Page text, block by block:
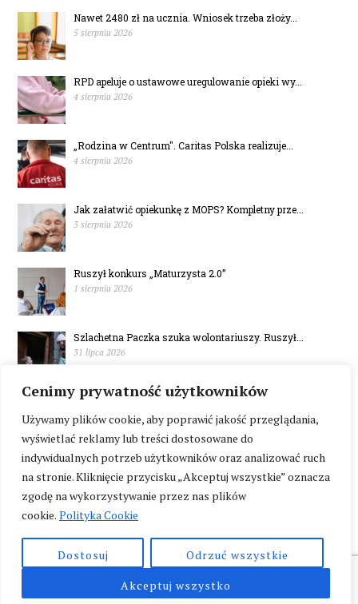
Cenimy prywatność użytkowników
Używamy plików cookie, aby poprawić jakość przeglądania,
wyświetlać reklamy lub treści dostosowane do
indywidualnych potrzeb użytkowników oraz analizować ruch
na stronie. Kliknięcie przycisku „Akceptuj wszystkie” oznacza
zgodę na wykorzystywanie przez nas plików
cookie. Polityka Cookie
Dostosuj
Odrzuć wszystkie
Akceptuj wszystko
Nawet 2480 zł na ucznia. Wniosek trzeba złoży...
5 sierpnia 2026
RPD apeluje o ustawowe uregulowanie opieki wy...
4 sierpnia 2026
„Rodzina w Centrum". Caritas Polska realizuje...
4 sierpnia 2026
Jak załatwić opiekunkę z MOPS? Kompletny prze...
3 sierpnia 2026
Ruszył konkurs „Maturzysta 2.0”
1 sierpnia 2026
Szlachetna Paczka szuka wolontariuszy. Ruszył...
31 lipca 2026
W Polsce brakuje mieszkań wspomaganych
30 lipca 2026
Copyright © by Wykluczeni.pl. All rights reserved.